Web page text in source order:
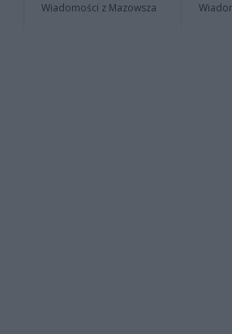
Wiadomości z Mazowsza